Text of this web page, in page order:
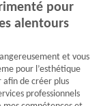
pour
alentours
et vous
pour l’esthétique
afin de créer plus
professionnels